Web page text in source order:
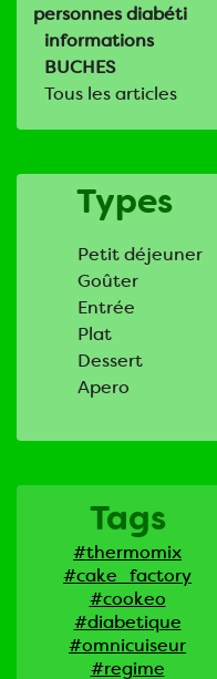
personnes diabéti
informations
BUCHES
Tous les articles
Types
Petit déjeuner
Goûter
Entrée
Plat
Dessert
Apero
Tags
#thermomix
#cake_factory
#cookeo
#diabetique
#omnicuiseur
#regime